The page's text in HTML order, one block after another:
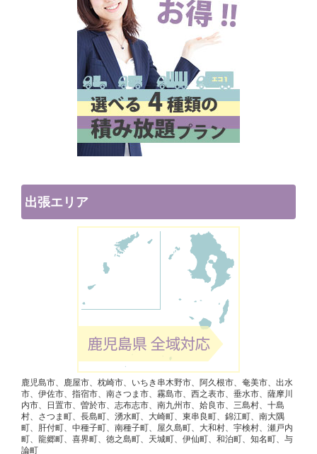
出張エリア
鹿児島市、鹿屋市、枕崎市、いちき串木野市、阿久根市、奄美市、出水
市、伊佐市、指宿市、南さつま市、霧島市、西之表市、垂水市、薩摩川
内市、日置市、曽於市、志布志市、南九州市、姶良市、三島村、十島
村、さつま町、長島町、湧水町、大崎町、東串良町、錦江町、南大隅
町、肝付町、中種子町、南種子町、屋久島町、大和村、宇検村、瀬戸内
町、龍郷町、喜界町、徳之島町、天城町、伊仙町、和泊町、知名町、与
論町